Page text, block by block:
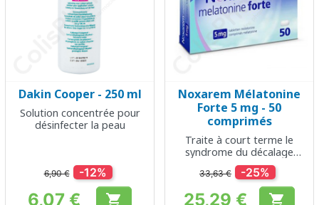
Dakin Cooper - 250 ml
Solution concentrée pour
désinfecter la peau
6,90 € -12%
6,07 € 
Noxarem Mélatonine
Forte 5 mg - 50
comprimés
Traite à court terme le
syndrome du décalage
horaire
33,63 € -25%
25,29 € 